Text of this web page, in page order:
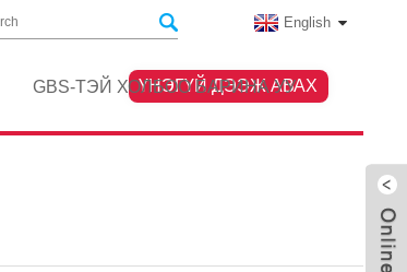
English
GBS-ТЭЙ ХОЛБОО БАРИНА УУ
ҮНЭГҮЙ ДЭЭЖ АВАХ